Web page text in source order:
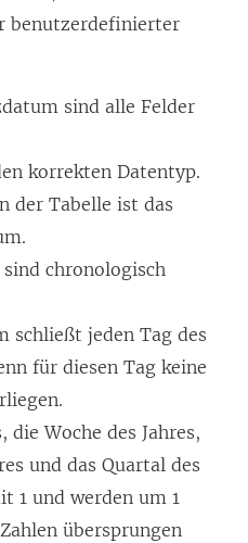
benutzerdefinierter
sind alle Felder
korrekten Datentyp.
der Tabelle ist das
chronologisch
schließt jeden Tag des
für diesen Tag keine
die Woche des Jahres,
und das Quartal des
1 und werden um 1
übersprungen